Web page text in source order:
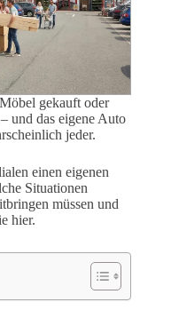
gekauft oder
und das eigene Auto
jeder.
einen eigenen
Situationen
müssen und
hier.